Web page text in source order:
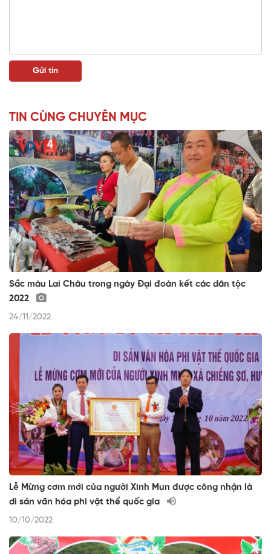
TIN CÙNG CHUYÊN MỤC
Sắc màu Lai Châu trong ngày Đại đoàn kết các dân tộc
2022
24/11/2022
Lễ Mừng cơm mới của người Xinh Mun được công nhận là
di sản văn hóa phi vật thể quốc gia
10/10/2022